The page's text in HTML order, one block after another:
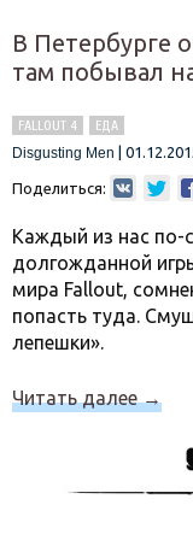
В Петербурге
там побывал
FALLOUT 4
ЕДА
Disgusting Men
Поделиться:
Каждый из нас по-
долгожданной
мира Fallout,
попасть туда.
лепешки».
Читать далее→